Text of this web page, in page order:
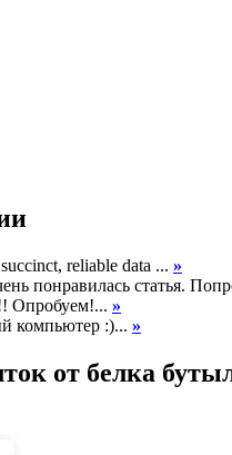
reliable data ... »
понравилась статья.
Опробуем!... »
компьютер :)... »
от белка